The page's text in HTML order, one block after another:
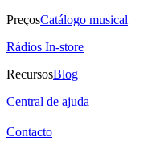
PreçosCatálogo musical
Rádios In-store
RecursosBlog
Central de ajuda
Contacto